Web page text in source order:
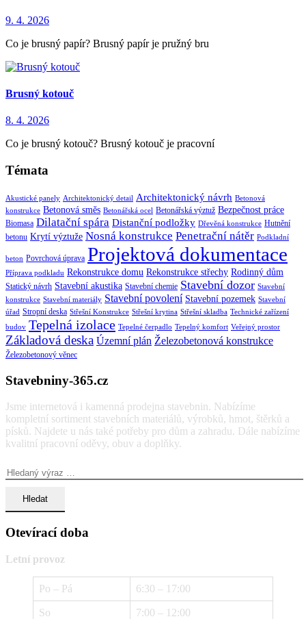
9. 4. 2026
Co je brusný papír? Brusný papír je pružný bru
Brusný kotouč
8. 4. 2026
Co je brusný kotouč? Brusný kotouč je pracovní
Témata
Akustické panely Architektonický detail Architektonický návrh Betonová
konstrukce Betonová směs Betonářská ocel Betonářská výztuž Bezpečnost práce
Biomasa Dilatační spára Distanční podložky Dřevěná konstrukce Hutnění
betonu Krytí výztuže Nosná konstrukce Penetrační nátěr Podkladní
beton Povrchová úprava Projektová dokumentace
Příprava podkladu Rekonstrukce domu Rekonstrukce střechy Rodinný dům
Statický návrh Stavební akustika Stavební chemie Stavební dozor Stavební
konstrukce Stavební materiály Stavební povolení Stavební pozemek Stavební
úřad Stropní deska Střešní Konstrukce Střešní krytina Střešní skladba Technické zařízení
budov Tepelná izolace Tepelné čerpadlo Tepelný komfort Veřejný prostor
Základová deska Územní plán Železobetonová konstrukce
Železobetonový věnec
Stavebniny-365.cz
Jsme internetová i kamenná prodejna stavebnin. Nabízíme
kompletní sortiment stavebních materiálů, výrobků, hmot, štěrků a
písků. Najdete u nás také potřeby pro dům a zahradu. Dále nabízíme
kvalitní pracovní oděvy, obuv a doplňky.
Otevírací doba
Letní provoz
Po – Pá 6:30 – 17:00
So 7:00 – 12:00